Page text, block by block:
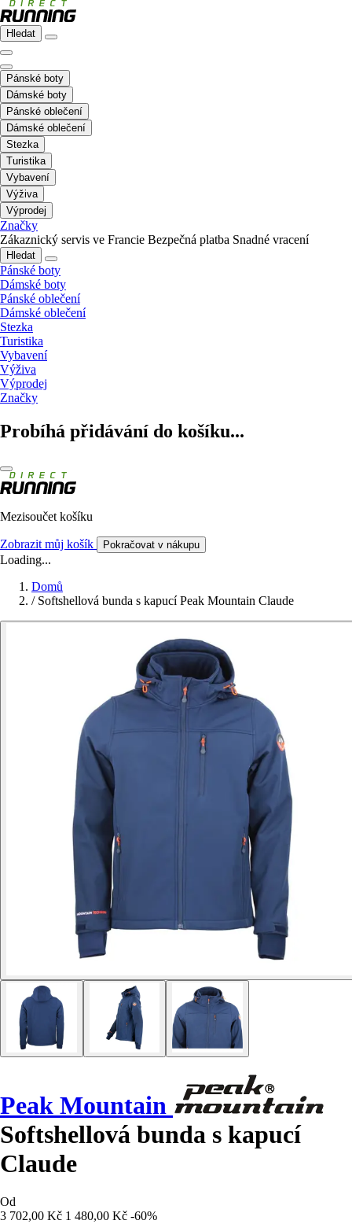
Hledat
Pánské boty
Dámské boty
Pánské oblečení
Dámské oblečení
Stezka
Turistika
Vybavení
Výživa
Výprodej
Značky
Zákaznický servis ve Francie Bezpečná platba Snadné vracení
Hledat
Pánské boty
Dámské boty
Pánské oblečení
Dámské oblečení
Stezka
Turistika
Vybavení
Výživa
Výprodej
Značky
Probíhá přidávání do košíku...
Mezisoučet košíku
Zobrazit můj košík Pokračovat v nákupu
Loading...
Domů
/ Softshellová bunda s kapucí Peak Mountain Claude
Peak Mountain
Softshellová bunda s kapucí
Claude
Od
3 702,00 Kč 1 480,00 Kč -60%